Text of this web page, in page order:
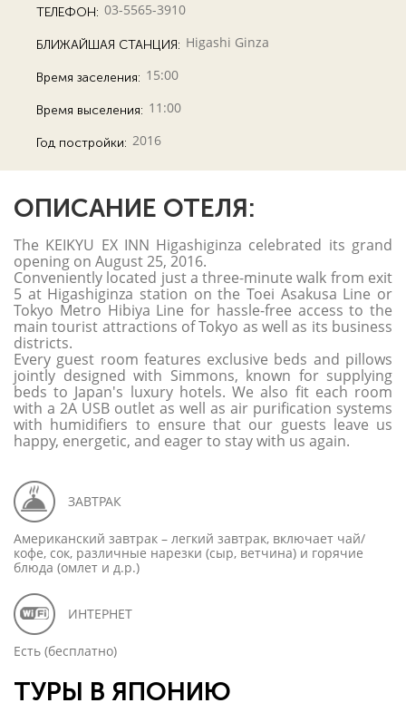
ТЕЛЕФОН: 03-5565-3910
БЛИЖАЙШАЯ СТАНЦИЯ: Higashi Ginza
Время заселения: 15:00
Время выселения: 11:00
Год постройки: 2016
ОПИСАНИЕ ОТЕЛЯ:
The KEIKYU EX INN Higashiginza celebrated its grand
opening on August 25, 2016.
Conveniently located just a three-minute walk from exit
5 at Higashiginza station on the Toei Asakusa Line or
Tokyo Metro Hibiya Line for hassle-free access to the
main tourist attractions of Tokyo as well as its business
districts.
Every guest room features exclusive beds and pillows
jointly designed with Simmons, known for supplying
beds to Japan's luxury hotels. We also fit each room
with a 2A USB outlet as well as air purification systems
with humidifiers to ensure that our guests leave us
happy, energetic, and eager to stay with us again.
ЗАВТРАК
Американский завтрак – легкий завтрак, включает чай/
кофе, сок, различные нарезки (сыр, ветчина) и горячие
блюда (омлет и д.р.)
ИНТЕРНЕТ
Есть (бесплатно)
ТУРЫ В ЯПОНИЮ